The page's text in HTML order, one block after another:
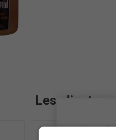
Les clients
Les